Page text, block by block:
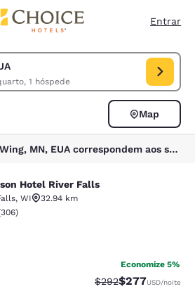
Entrar
1 quarto, 1 hóspede
Red Wing, MN, EUA. Data de check-in ago
Map
1 hotéis perto de Red Wing, MN, EUA correspondem aos seus filtros
River Falls
Hotel River Falls
, WI
32.94 km
3.95 estrelas. Bom. 306 avaliações
306)
Economize 5%
Tarifa anterior
$292Tarifa com
$277USD/noite